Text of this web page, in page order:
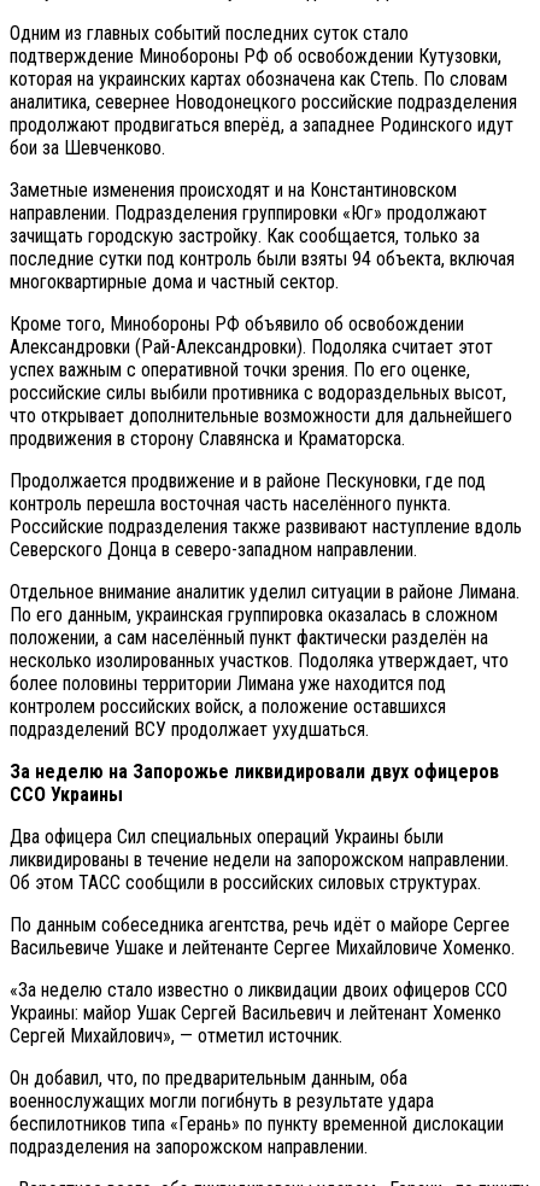
Одним из главных событий последних суток стало
подтверждение Минобороны РФ об освобождении Кутузовки,
которая на украинских картах обозначена как Степь. По словам
аналитика, севернее Новодонецкого российские подразделения
продолжают продвигаться вперёд, а западнее Родинского идут
бои за Шевченково.
Заметные изменения происходят и на Константиновском
направлении. Подразделения группировки «Юг» продолжают
зачищать городскую застройку. Как сообщается, только за
последние сутки под контроль были взяты 94 объекта, включая
многоквартирные дома и частный сектор.
Кроме того, Минобороны РФ объявило об освобождении
Александровки (Рай-Александровки). Подоляка считает этот
успех важным с оперативной точки зрения. По его оценке,
российские силы выбили противника с водораздельных высот,
что открывает дополнительные возможности для дальнейшего
продвижения в сторону Славянска и Краматорска.
Продолжается продвижение и в районе Пескуновки, где под
контроль перешла восточная часть населённого пункта.
Российские подразделения также развивают наступление вдоль
Северского Донца в северо-западном направлении.
Отдельное внимание аналитик уделил ситуации в районе Лимана.
По его данным, украинская группировка оказалась в сложном
положении, а сам населённый пункт фактически разделён на
несколько изолированных участков. Подоляка утверждает, что
более половины территории Лимана уже находится под
контролем российских войск, а положение оставшихся
подразделений ВСУ продолжает ухудшаться.
За неделю на Запорожье ликвидировали двух офицеров
ССО Украины
Два офицера Сил специальных операций Украины были
ликвидированы в течение недели на запорожском направлении.
Об этом ТАСС сообщили в российских силовых структурах.
По данным собеседника агентства, речь идёт о майоре Сергее
Васильевиче Ушаке и лейтенанте Сергее Михайловиче Хоменко.
«За неделю стало известно о ликвидации двоих офицеров ССО
Украины: майор Ушак Сергей Васильевич и лейтенант Хоменко
Сергей Михайлович», — отметил источник.
Он добавил, что, по предварительным данным, оба
военнослужащих могли погибнуть в результате удара
беспилотников типа «Герань» по пункту временной дислокации
подразделения на запорожском направлении.